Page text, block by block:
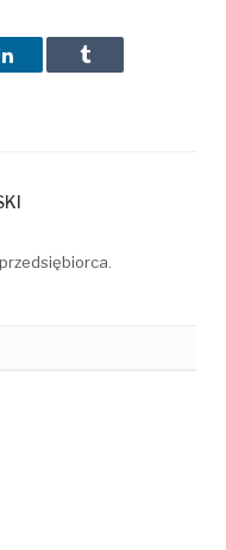
LinkedInTumblr